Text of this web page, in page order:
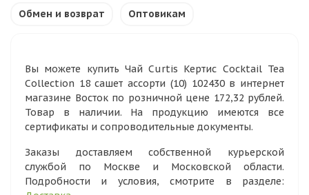
Обмен и возврат Оптовикам
Вы можете купить Чай Curtis Кертис Cocktail Tea
Collection 18 сашет ассорти (10) 102430 в интернет
магазине Восток по розничной цене 172,32 рублей.
Товар в наличии. На продукцию имеются все
сертификаты и сопроводительные документы.
Заказы доставляем собственной курьерской
службой по Москве и Московской области.
Подробности и условия, смотрите в разделе: